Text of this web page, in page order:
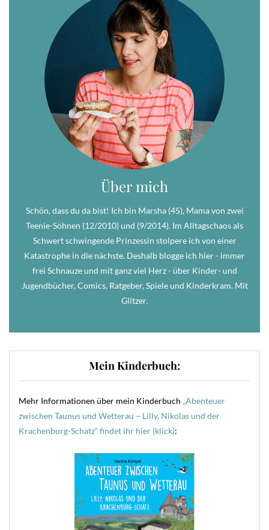
Über mich
Schön, dass du da bist! Ich bin Marsha (45), Mama von zwei
Teenie-Söhnen (12/2010) und (9/2014). Im Alltagschaos als
Schwert schwingende Prinzessin stolpere ich von einer
Katastrophe in die nächste. Deshalb blogge ich hier - immer
frei Schnauze und mit ganz viel Herz - über Kinder- und
Jugendbücher, Comics, Ratgeber, Spiele und Kinderkram. Mit
Glitzer.
Mein Kinderbuch:
Mehr Informationen über mein Kinderbuch „Abenteuer
zwischen Taunus und Wetterau – Lilly, Nikolas und der
Krachenburg-Schatz“ findet ihr hier (klick):